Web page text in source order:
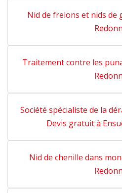
Nid de frelons et nids de
Traitement contre les
Société spécialiste de la
Devis gratuit à
Nid de chenille dans